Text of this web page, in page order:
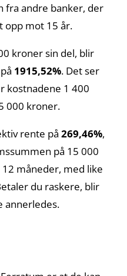
fra andre banker, der
opp mot 15 år.
kroner sin del, blir
1915,52%. Det ser
kostnadene 1 400
000 kroner.
rente på269,46%,
på 15 000
måneder, med like
du raskere, blir
annerledes.